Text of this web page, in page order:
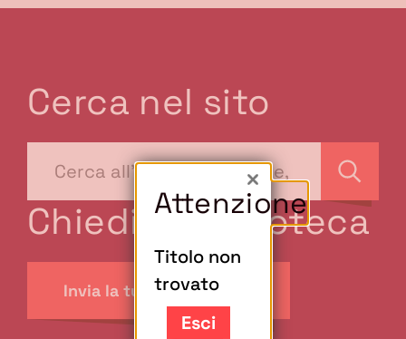
Cerca nel sito
site-
search.label???
Cerca
Chiedi in biblioteca
Invia la tua richiesta
Attenzione
Titolo non
trovato
Esci
Chiudi